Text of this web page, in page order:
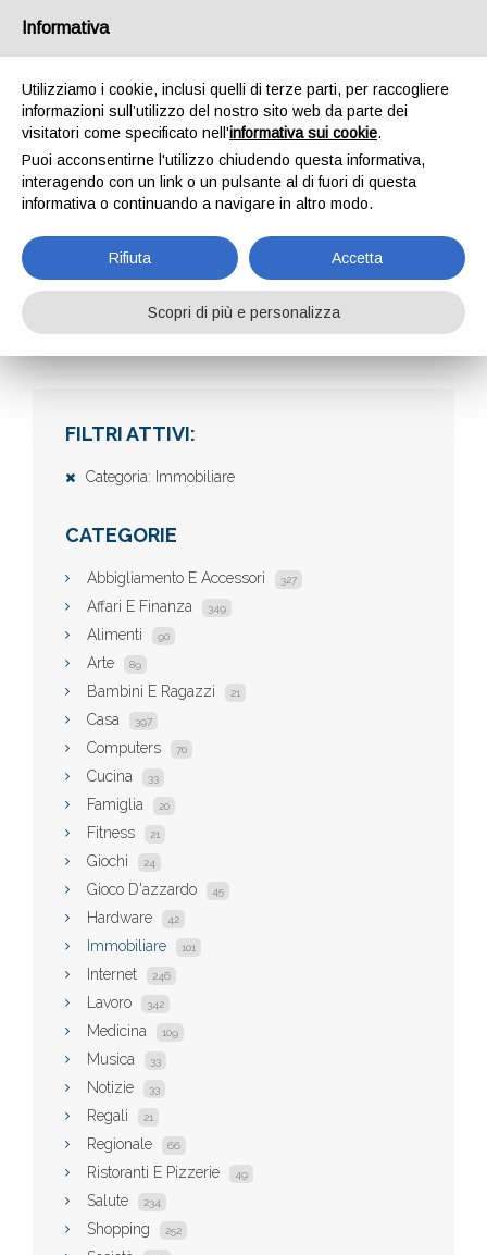
AZIENDE
Aziende
FILTRI ATTIVI:
Categoria: Immobiliare
CATEGORIE
Abbigliamento E Accessori 327
Affari E Finanza 349
Alimenti 90
Arte 89
Bambini E Ragazzi 21
Casa 397
Computers 70
Cucina 33
Famiglia 20
Fitness 21
Giochi 24
Gioco D'azzardo 45
Hardware 42
Immobiliare 101
Internet 246
Lavoro 342
Medicina 109
Musica 33
Notizie 33
Regali 21
Regionale 66
Ristoranti E Pizzerie 49
Salute 234
Shopping 252
Informativa
Utilizziamo i cookie, inclusi quelli di terze parti, per raccogliere
informazioni sull’utilizzo del nostro sito web da parte dei
visitatori come specificato nell'informativa sui cookie.
Puoi acconsentirne l'utilizzo chiudendo questa informativa,
interagendo con un link o un pulsante al di fuori di questa
informativa o continuando a navigare in altro modo.
Rifiuta Accetta
Scopri di più e personalizza